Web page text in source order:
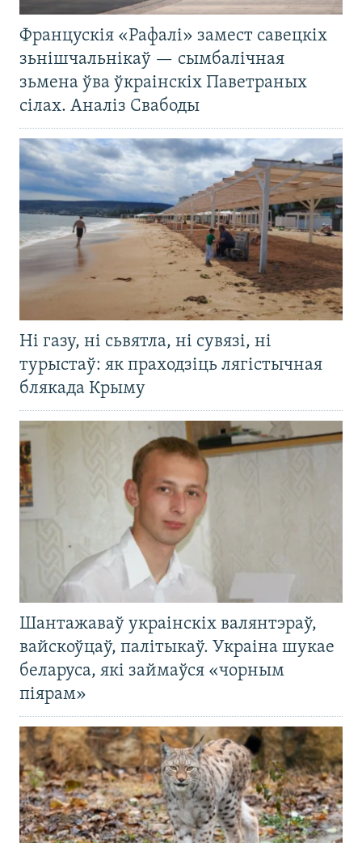
Францускія «Рафалі» замест савецкіх
зьнішчальнікаў — сымбалічная
зьмена ўва ўкраінскіх Паветраных
сілах. Аналіз Свабоды
Ні газу, ні сьвятла, ні сувязі, ні
турыстаў: як праходзіць лягістычная
блякада Крыму
Шантажаваў украінскіх валянтэраў,
вайскоўцаў, палітыкаў. Украіна шукае
беларуса, які займаўся «чорным
піярам»